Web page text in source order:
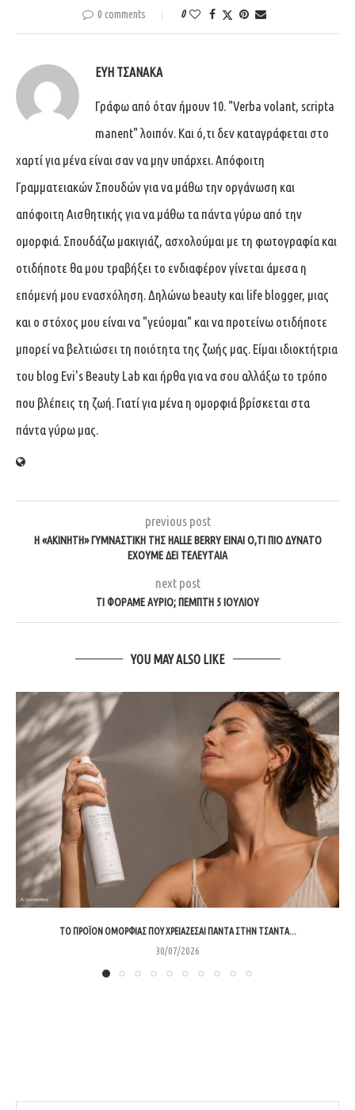
0 comments 0
ΕΎΗ ΤΣΑΝΆΚΑ
Γράφω από όταν ήμουν 10. "Verba volant, scripta
manent" λοιπόν. Και ό,τι δεν καταγράφεται στο
χαρτί για μένα είναι σαν να μην υπάρχει. Απόφοιτη
Γραμματειακών Σπουδών για να μάθω την οργάνωση και
απόφοιτη Αισθητικής για να μάθω τα πάντα γύρω από την
ομορφιά. Σπουδάζω μακιγιάζ, ασχολούμαι με τη φωτογραφία και
οτιδήποτε θα μου τραβήξει το ενδιαφέρον γίνεται άμεσα η
επόμενή μου ενασχόληση. Δηλώνω beauty και life blogger, μιας
και ο στόχος μου είναι να "γεύομαι" και να προτείνω οτιδήποτε
μπορεί να βελτιώσει τη ποιότητα της ζωής μας. Είμαι ιδιοκτήτρια
του blog Evi's Beauty Lab και ήρθα για να σου αλλάξω το τρόπο
που βλέπεις τη ζωή. Γιατί για μένα η ομορφιά βρίσκεται στα
πάντα γύρω μας.
previous post
Η «ΑΚΊΝΗΤΗ» ΓΥΜΝΑΣΤΙΚΉ ΤΗΣ HALLE BERRY ΕΊΝΑΙ Ό,ΤΙ ΠΙΟ ΔΥΝΑΤΌ
ΈΧΟΥΜΕ ΔΕΙ ΤΕΛΕΥΤΑΊΑ
next post
ΤΙ ΦΟΡΆΜΕ ΑΎΡΙΟ; ΠΈΜΠΤΗ 5 ΙΟΥΛΊΟΥ
YOU MAY ALSO LIKE
ΤΟ ΠΡΟΪΌΝ ΟΜΟΡΦΙΆΣ ΠΟΥ ΧΡΕΙΆΖΕΣΑΙ ΠΆΝΤΑ ΣΤΗΝ ΤΣΆΝΤΑ...
30/07/2026